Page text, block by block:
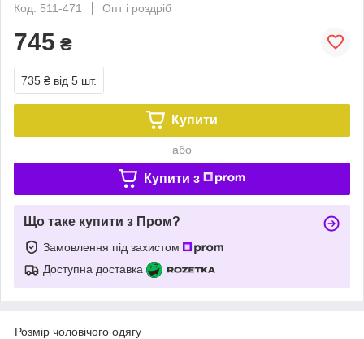
Код: 511-471
Опт і роздріб
745 ₴
735 ₴ від 5 шт.
Купити
або
Купити з
Що таке купити з Пром?
Замовлення під захистом
Доступна доставка
Розмір чоловічого одягу